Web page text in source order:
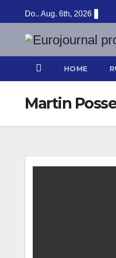
Inhalt
springen
Do.. Aug. 6th, 2026
HOME
Martin